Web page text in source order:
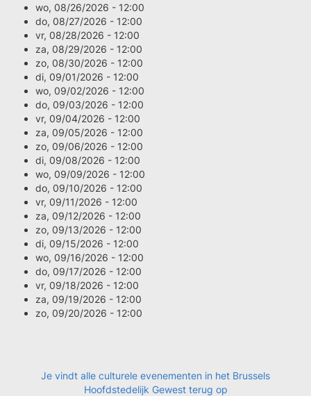
wo, 08/26/2026 - 12:00
do, 08/27/2026 - 12:00
vr, 08/28/2026 - 12:00
za, 08/29/2026 - 12:00
zo, 08/30/2026 - 12:00
di, 09/01/2026 - 12:00
wo, 09/02/2026 - 12:00
do, 09/03/2026 - 12:00
vr, 09/04/2026 - 12:00
za, 09/05/2026 - 12:00
zo, 09/06/2026 - 12:00
di, 09/08/2026 - 12:00
wo, 09/09/2026 - 12:00
do, 09/10/2026 - 12:00
vr, 09/11/2026 - 12:00
za, 09/12/2026 - 12:00
zo, 09/13/2026 - 12:00
di, 09/15/2026 - 12:00
wo, 09/16/2026 - 12:00
do, 09/17/2026 - 12:00
vr, 09/18/2026 - 12:00
za, 09/19/2026 - 12:00
zo, 09/20/2026 - 12:00
Je vindt alle culturele evenementen in het Brussels
Hoofdstedelijk Gewest terug op